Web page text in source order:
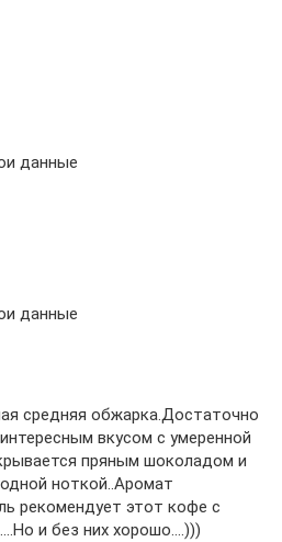
данные
данные
средняя обжарка.Достаточно
вкусом с умеренной
пряным шоколадом и
ноткой..Аромат
рекомендует этот кофе с
и без них хорошо….)))